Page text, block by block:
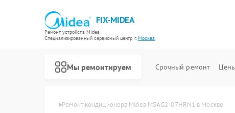
FIX-MIDEA
Ремонт устройств Midea
Специализированный cервисный центр г.Москва
Мы ремонтируем Срочный ремонт
Midea в Москве Ремонт кондиционера Midea MSAG2-07HRN1 в Москве